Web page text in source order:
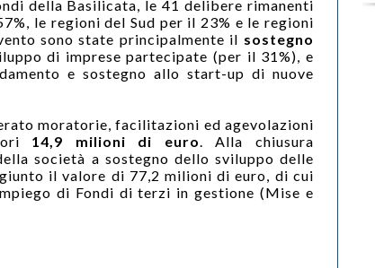
della Basilicata, le 41 delibere rimanenti
le regioni del Sud per il 23% e le regioni
sono state principalmente il sostegno
di imprese partecipate (per il 31%), e
esostegno allo start-up di nuove
moratorie, facilitazioni ed agevolazioni
14,9 milioni di euro. Alla chiusura
società a sostegno dello sviluppo delle
il valore di 77,2 milioni di euro, di cui
di Fondi di terzi in gestione (Mise e